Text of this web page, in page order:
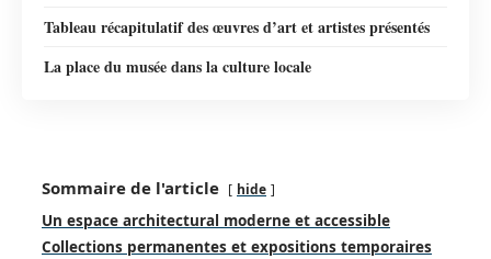
Tableau récapitulatif des œuvres d’art et artistes présentés
La place du musée dans la culture locale
Sommaire de l'article hide
Un espace architectural moderne et accessible
Collections permanentes et expositions temporaires